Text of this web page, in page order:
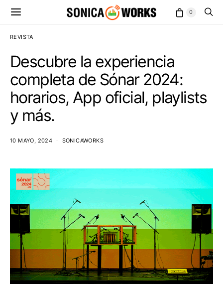
0
REVISTA
Descubre la experiencia
completa de Sónar 2024:
horarios, App oficial, playlists
y más.
10 MAYO, 2024 SONICAWORKS